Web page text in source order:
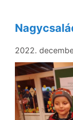
2022.